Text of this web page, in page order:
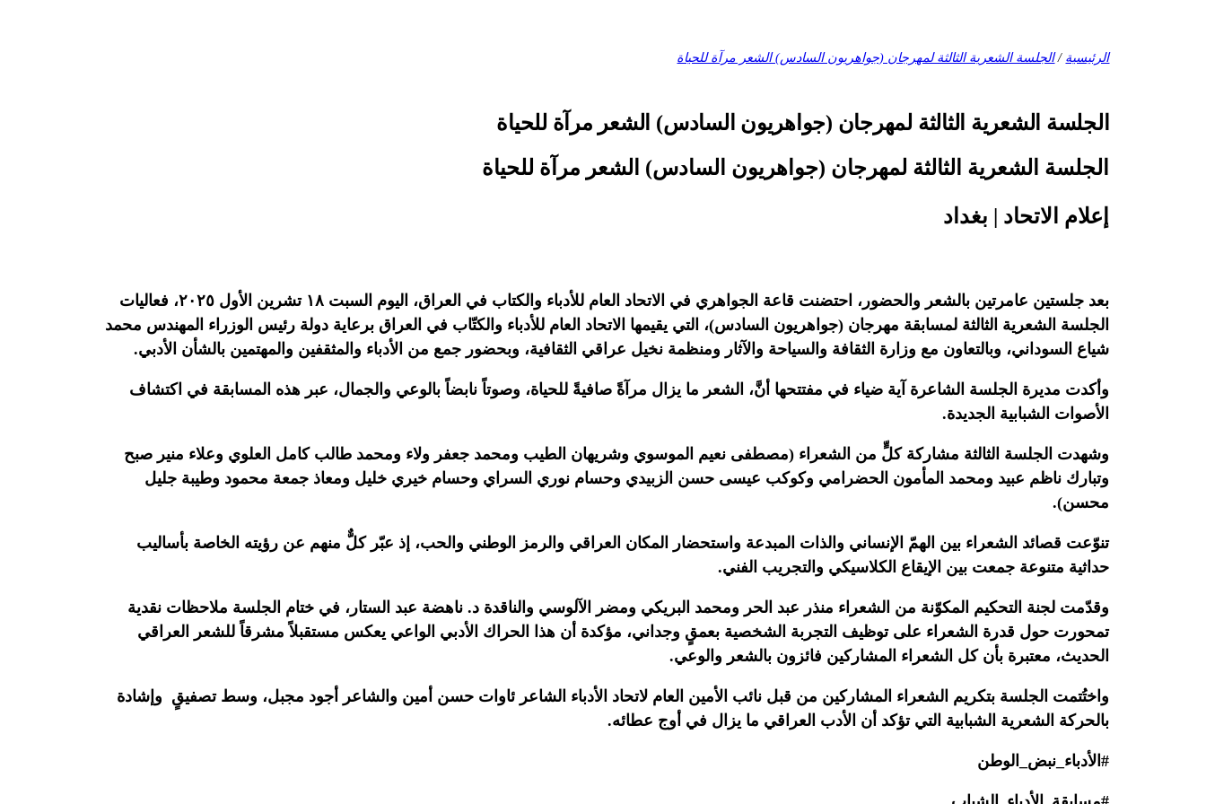
الرئيسية /الجلسة الشعرية الثالثة لمهرجان (جواهريون السادس) الشعر مرآة للحياة
الجلسة الشعرية الثالثة لمهرجان (جواهريون السادس) الشعر مرآة للحياة
الجلسة الشعرية الثالثة لمهرجان (جواهريون السادس) الشعر مرآة للحياة
إعلام الاتحاد | بغداد
بعد جلستين عامرتين بالشعر والحضور، احتضنت قاعة الجواهري في الاتحاد العام للأدباء والكتاب في العراق، اليوم السبت ١٨ تشرين الأول ٢٠٢٥، فعاليات
الجلسة الشعرية الثالثة لمسابقة مهرجان (جواهريون السادس)، التي يقيمها الاتحاد العام للأدباء والكتّاب في العراق برعاية دولة رئيس الوزراء المهندس محمد
شياع السوداني، وبالتعاون مع وزارة الثقافة والسياحة والآثار ومنظمة نخيل عراقي الثقافية، وبحضور جمع من الأدباء والمثقفين والمهتمين بالشأن الأدبي.
وأكدت مديرة الجلسة الشاعرة آية ضياء في مفتتحها أنَّ، الشعر ما يزال مرآةً صافيةً للحياة، وصوتاً نابضاً بالوعي والجمال، عبر هذه المسابقة في اكتشاف
الأصوات الشبابية الجديدة.
وشهدت الجلسة الثالثة مشاركة كلٍّ من الشعراء (مصطفى نعيم الموسوي وشريهان الطيب ومحمد جعفر ولاء ومحمد طالب كامل العلوي وعلاء منير صبح
وتبارك ناظم عبيد ومحمد المأمون الحضرامي وكوكب عيسى حسن الزبيدي وحسام نوري السراي وحسام خيري خليل ومعاذ جمعة محمود وطيبة جليل
محسن).
تنوّعت قصائد الشعراء بين الهمّ الإنساني والذات المبدعة واستحضار المكان العراقي والرمز الوطني والحب، إذ عبّر كلٌّ منهم عن رؤيته الخاصة بأساليب
حداثية متنوعة جمعت بين الإيقاع الكلاسيكي والتجريب الفني.
وقدّمت لجنة التحكيم المكوّنة من الشعراء منذر عبد الحر ومحمد البريكي ومضر الآلوسي والناقدة د. ناهضة عبد الستار، في ختام الجلسة ملاحظات نقدية
تمحورت حول قدرة الشعراء على توظيف التجربة الشخصية بعمقٍ وجداني، مؤكدة أن هذا الحراك الأدبي الواعي يعكس مستقبلاً مشرقاً للشعر العراقي
الحديث، معتبرة بأن كل الشعراء المشاركين فائزون بالشعر والوعي.
واختُتمت الجلسة بتكريم الشعراء المشاركين من قبل نائب الأمين العام لاتحاد الأدباء الشاعر ئاوات حسن أمين والشاعر أجود مجبل، وسط تصفيقٍ وإشادة
بالحركة الشعرية الشبابية التي تؤكد أن الأدب العراقي ما يزال في أوج عطائه.
#الأدباء_نبض_الوطن